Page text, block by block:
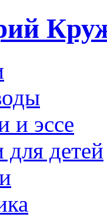
и эссе
для детей